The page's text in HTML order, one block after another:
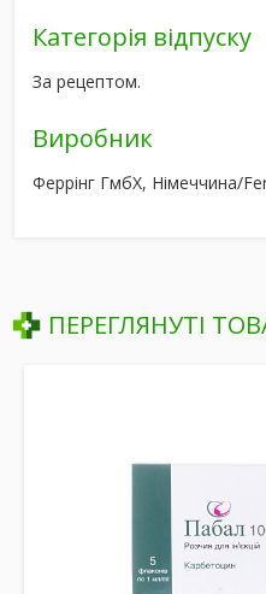
Категорія відпуску
За рецептом.
Виробник
Феррінг ГмбХ, Німеччина/
ПЕРЕГЛЯНУТІ